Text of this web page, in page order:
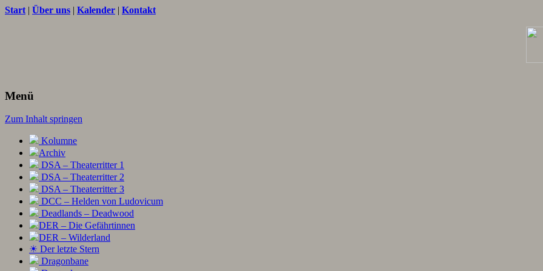
Start | Über uns | Kalender | Kontakt
Menü
Zum Inhalt springen
Kolumne
Archiv
DSA – Theaterritter 1
DSA – Theaterritter 2
DSA – Theaterritter 3
DCC – Helden von Ludovicum
Deadlands – Deadwood
DER – Die Gefährtinnen
DER – Wilderland
☀ Der letzte Stern
Dragonbane